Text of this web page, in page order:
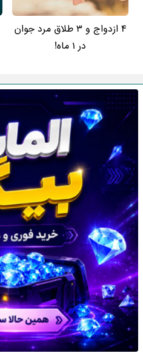
4 ازدواج و 3 طلاق مرد جوان
در 1 ماه!